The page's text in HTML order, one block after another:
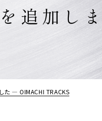
具の
歴
金属の成形法
を追加
た ― OIMACHI TRACKS